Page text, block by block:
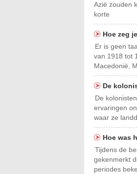
Azië zouden
korte
Hoe zeg
Er is geen
van 1918 tot
Macedonië,
De
De
ervaringen
waar ze
Hoe was
Tijdens de
gekenmerkt
periodes